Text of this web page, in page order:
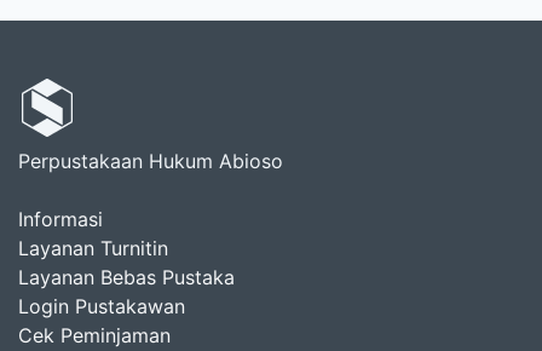
Perpustakaan Hukum Abioso
Informasi
Layanan Turnitin
Layanan Bebas Pustaka
Login Pustakawan
Cek Peminjaman